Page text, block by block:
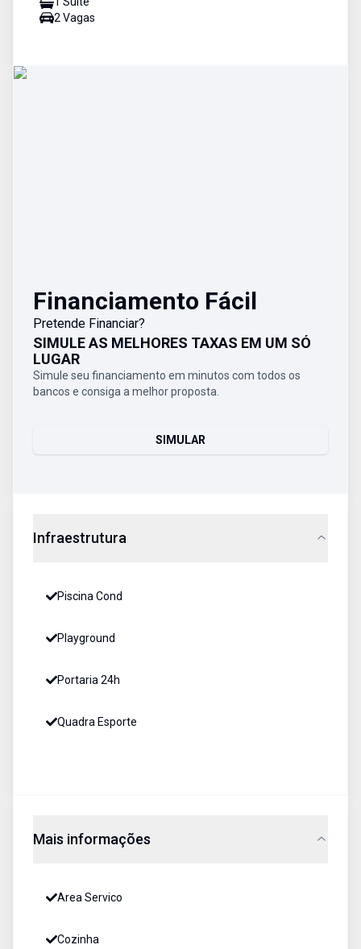
2 Vagas
Financiamento Fácil
Pretende Financiar?
SIMULE AS MELHORES TAXAS EM UM SÓ
LUGAR
Simule seu financiamento em minutos com todos os
bancos e consiga a melhor proposta.
SIMULAR
Infraestrutura
Piscina Cond
Playground
Portaria 24h
Quadra Esporte
Mais informações
Area Servico
Cozinha